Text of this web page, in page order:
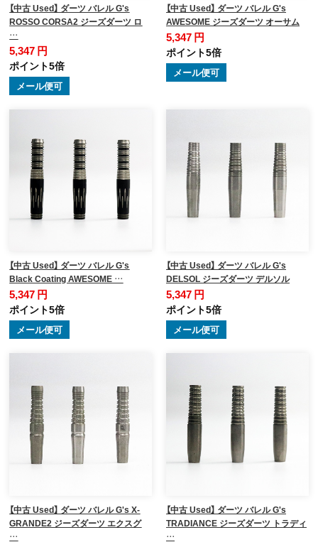
【中古 Used】 ダーツ バレル G's
ROSSO CORSA2 ジーズダーツ ロ
…
5,347 円
ポイント5倍
メール便可
【中古 Used】 ダーツ バレル G's
AWESOME ジーズダーツ オーサム
5,347 円
ポイント5倍
メール便可
【中古 Used】 ダーツ バレル G's
Black Coating AWESOME …
5,347 円
ポイント5倍
メール便可
【中古 Used】 ダーツ バレル G's
DELSOL ジーズダーツ デルソル
5,347 円
ポイント5倍
メール便可
【中古 Used】 ダーツ バレル G's X-
GRANDE2 ジーズダーツ エクスグ
…
【中古 Used】 ダーツ バレル G's
TRADIANCE ジーズダーツ トラディ
…